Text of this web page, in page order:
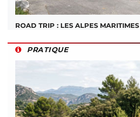
ROAD TRIP : LES ALPES MARITIMES
PRATIQUE